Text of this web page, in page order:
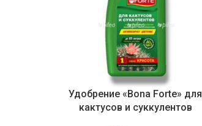
Удобрение «Bona Forte» для
кактусов и суккулентов